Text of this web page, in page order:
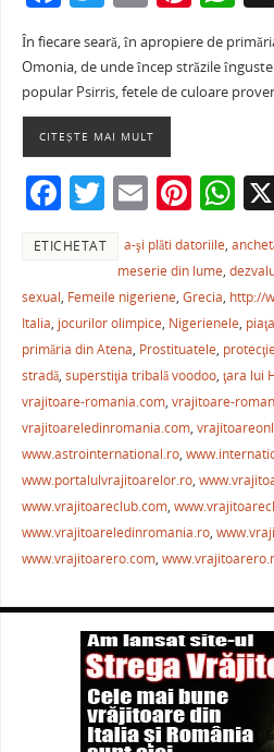
c
e
b
o
o
k
w
itt
er
ai
l
nt
er
e
h
at
s
p
p
În fiecare seară, în apropiere de
Omonia, de unde încep străzile
popular Psirris, fetele de culoare
CITEȘTE MAI MULT
F
c
e
b
o
o
k
T
itt
er
E
m
ai
l
Pi
nt
er
e
st
W
h
at
s
A
p
p
ETICHETAT a-şi plăti datoriile,
meserie din lume,
sexual, Femeile nigeriene, Grecia, http://
Italia, jocurilor olimpice, Nigerienele,
primăria din Atena, Prostituatele,
stradă, superstiţia tribală voodoo, ţara lui
vrajitoare-romania.com, vrajitoare-
vrajitoareledinromania.com,
www.astrointernational.ro,
www.portalulvrajitoarelor.ro,
www.vrajitoareclub.com,
www.vrajitoareledinromania.ro,
www.vrajitoarero.com,